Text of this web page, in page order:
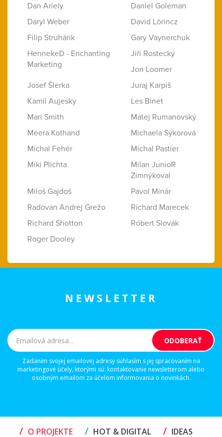
Dan Ariely
Daniel Goleman
Daryl Weber
David Lörincz
Filip Struhárik
Gary Vaynerchuk
HennekeD - Enchanting
Marketing
Jiří Rostecký
Jon Loomer
Josef Šlerka
Juraj Karpiš
Kamil Aujesky
Les Binet
Mari Smith
Matej Rumanovský
Meera Kothand
Michaela Sýkorová
Michal Fehér
Michal Pastier
Miki Plichta
Milan JunioR
Zimnýkoval
Miloš Gajdoš
Pavol Minár
Radovan Andrej Grežo
Richard Marecek
Richard Shotton
Róbert Slovák
Roger Dooley
NEWSLETTER
Zadaním svojej emailovej adresy súhlasím s jej spracovaním na
marketingové účely, ktorými sú: kontaktovanie newsletterom alebo
osobným emailom za účelom informovania o novinkách.
/ O PROJEKTE / HOT & DIGITAL / IDEAS